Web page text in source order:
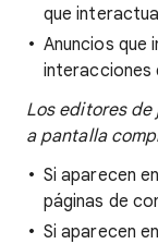
que
Anuncios que
interacciones
Los editores de
a pantalla
Si aparecen
páginas de
Si aparecen